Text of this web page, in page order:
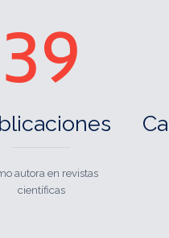
39
autora en revistas
científicas